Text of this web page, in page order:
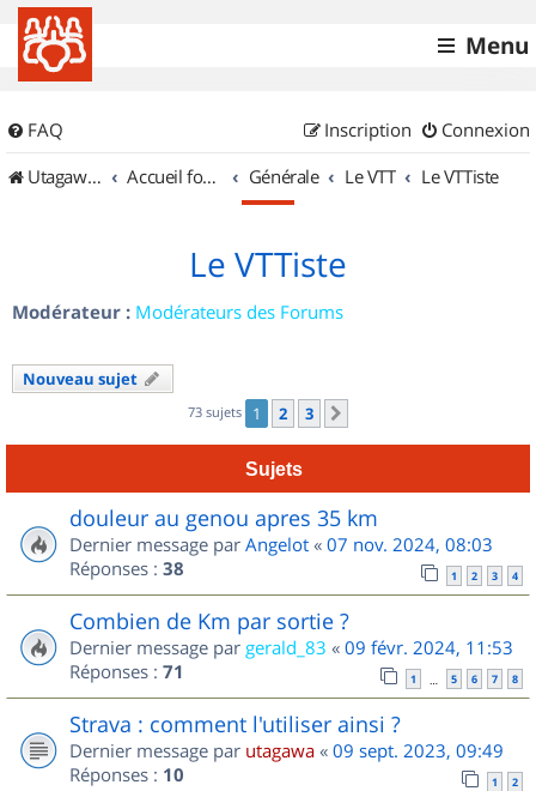
Menu
FAQ Connexion
Inscription
UtagawaVTT (Randos VTT et VTTAE avec traces GPS)
Accueil forum Générale Le VTT Le VTTiste
Le VTTiste
Modérateur : Modérateurs des Forums
Nouveau sujet
73 sujets 1 2 3
Sujets
douleur au genou apres 35 km
Dernier message par Angelot « 07 nov. 2024, 08:03
Réponses : 38 1 2 3 4
Combien de Km par sortie ?
Dernier message par gerald_83 « 09 févr. 2024, 11:53
Réponses : 71 1 … 5 6 7 8
Strava : comment l'utiliser ainsi ?
Dernier message par utagawa « 09 sept. 2023, 09:49
Réponses : 10 1 2